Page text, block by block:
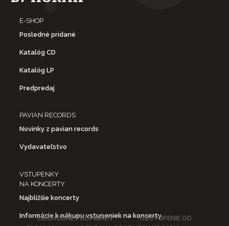
E-SHOP
Posledné pridané
Katalóg CD
Katalóg LP
Predpredaj
PAVIAN RECORDS
Novinky z pavian records
Vydavateľstvo
VSTUPENKY
NA KONCERTY
Najbližšie koncerty
Informácie k nákupu vstupeniek na koncerty
OBCHODNÉ PODMIENKY
ODSTÚPENIE OD